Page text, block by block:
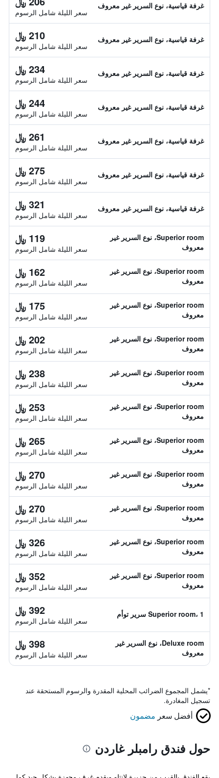
غرفة قياسية، نوع السرير غير معروف
سعر الليلة شامل الرسوم
غرفة قياسية، نوع السرير غير معروف 210 ﷼
سعر الليلة شامل الرسوم
غرفة قياسية، نوع السرير غير معروف 234 ﷼
سعر الليلة شامل الرسوم
غرفة قياسية، نوع السرير غير معروف 244 ﷼
سعر الليلة شامل الرسوم
غرفة قياسية، نوع السرير غير معروف 261 ﷼
سعر الليلة شامل الرسوم
غرفة قياسية، نوع السرير غير معروف 275 ﷼
سعر الليلة شامل الرسوم
غرفة قياسية، نوع السرير غير معروف 321 ﷼
سعر الليلة شامل الرسوم
Superior room، نوع السرير غير
معروف
119 ﷼
سعر الليلة شامل الرسوم
Superior room، نوع السرير غير
معروف
162 ﷼
سعر الليلة شامل الرسوم
Superior room، نوع السرير غير
معروف
175 ﷼
سعر الليلة شامل الرسوم
Superior room، نوع السرير غير
معروف
202 ﷼
سعر الليلة شامل الرسوم
Superior room، نوع السرير غير
معروف
238 ﷼
سعر الليلة شامل الرسوم
Superior room، نوع السرير غير
معروف
253 ﷼
سعر الليلة شامل الرسوم
Superior room، نوع السرير غير
معروف
265 ﷼
سعر الليلة شامل الرسوم
Superior room، نوع السرير غير
معروف
270 ﷼
سعر الليلة شامل الرسوم
Superior room، نوع السرير غير
معروف
270 ﷼
سعر الليلة شامل الرسوم
Superior room، نوع السرير غير
معروف
326 ﷼
سعر الليلة شامل الرسوم
Superior room، نوع السرير غير
معروف
352 ﷼
سعر الليلة شامل الرسوم
Superior room، 1 سرير توأم 392 ﷼
سعر الليلة شامل الرسوم
Deluxe room، نوع السرير غير
معروف
398 ﷼
سعر الليلة شامل الرسوم
*يشمل المجموع الضرائب المحلية المقدرة والرسوم المستحقة عند
تسجيل المغادرة.
أفضل سعر مضمون
حول فندق رامبلر غاردن